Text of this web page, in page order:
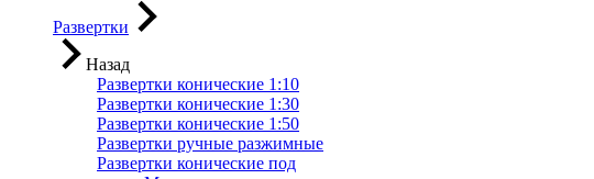
Развертки
Назад
Развертки конические 1:10
Развертки конические 1:30
Развертки конические 1:50
Развертки ручные разжимные
Развертки конические под